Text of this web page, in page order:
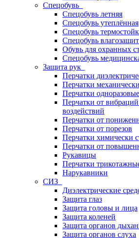
Спецобувь
Спецобувь летняя
Спецобувь утеплённая
Спецобувь
Спецобувь
Обувь для охранных
Спецобувь
Защита рук
Перчатки
Перчатки
Перчатки одноразовые
Перчатки от
воздействий
Перчатки от
Перчатки от порезов
Перчатки химически
Перчатки от
Рукавицы
Перчатки
Нарукавники
СИЗ
Диэлектрические
Защита глаз
Защита головы и лица
Защита коленей
Защита органов
Защита органов слуха